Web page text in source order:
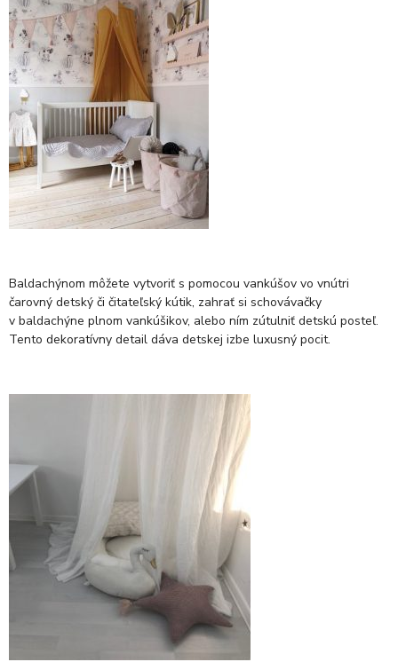
Baldachýnom môžete vytvoriť s pomocou vankúšov vo vnútri
čarovný detský či čitateľský kútik, zahrať si schovávačky
v baldachýne plnom vankúšikov, alebo ním zútulniť detskú posteľ.
Tento dekoratívny detail dáva detskej izbe luxusný pocit.